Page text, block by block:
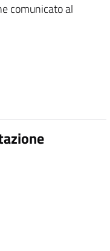
comunicato al